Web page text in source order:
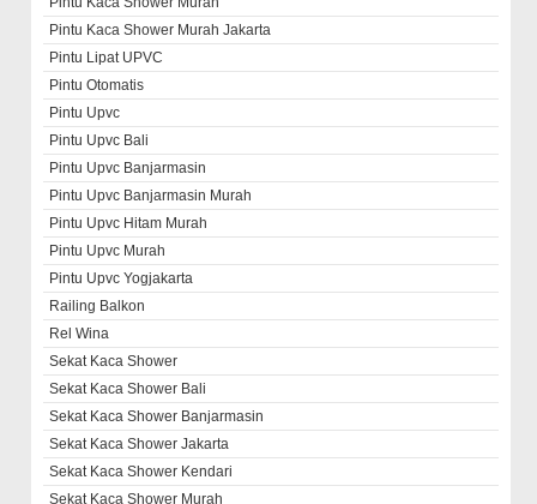
Pintu Kaca Shower Murah Jakarta
Pintu Lipat UPVC
Pintu Otomatis
Pintu Upvc
Pintu Upvc Bali
Pintu Upvc Banjarmasin
Pintu Upvc Banjarmasin Murah
Pintu Upvc Hitam Murah
Pintu Upvc Murah
Pintu Upvc Yogjakarta
Railing Balkon
Rel Wina
Sekat Kaca Shower
Sekat Kaca Shower Bali
Sekat Kaca Shower Banjarmasin
Sekat Kaca Shower Jakarta
Sekat Kaca Shower Kendari
Sekat Kaca Shower Murah